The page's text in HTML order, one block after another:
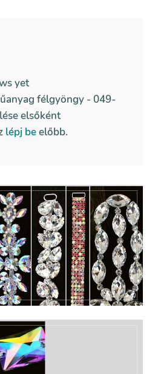
yet
félgyöngy - 049-
elsőként
lépj beelőbb.